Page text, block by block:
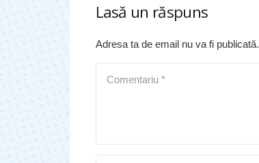
Lasă un răspuns
Adresa ta de email nu va fi publicată.